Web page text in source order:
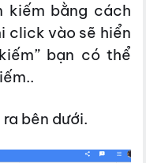
bằng cách
click vào sẽ hiển
bạn có thể
bên dưới.